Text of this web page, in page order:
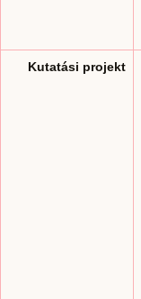
Kutatási projekt